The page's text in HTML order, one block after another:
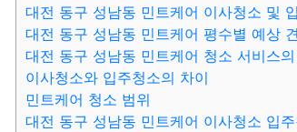
대전 동구 성남동 민트케어 이사청소 및
대전 동구 성남동 민트케어 평수별 예상
대전 동구 성남동 민트케어 청소 서비스
이사청소와 입주청소의 차이
민트케어 청소 범위
대전 동구 성남동 민트케어 이사청소 입